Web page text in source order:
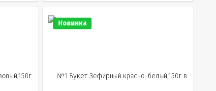
Новинка